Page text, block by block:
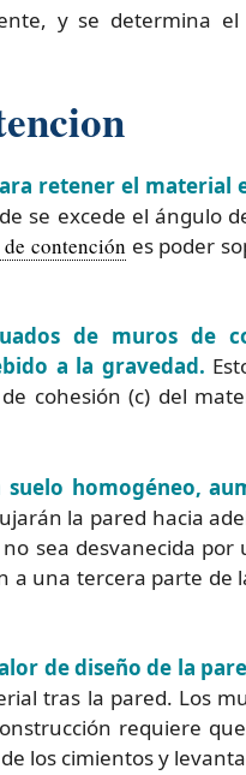
y se determina
retener el material
se excede el ángulo
contención es poder
de muros de
a la gravedad.
cohesión (c) del
suelo homogéneo,
la pared hacia
sea desvanecida por
a una tercera parte de
de diseño de la
tras la pared. Los
requiere
los cimientos y